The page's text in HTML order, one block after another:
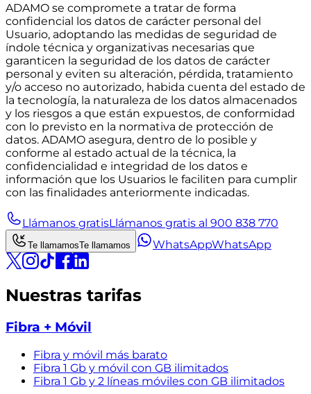
ADAMO se compromete a tratar de forma
confidencial los datos de carácter personal del
Usuario, adoptando las medidas de seguridad de
índole técnica y organizativas necesarias que
garanticen la seguridad de los datos de carácter
personal y eviten su alteración, pérdida, tratamiento
y/o acceso no autorizado, habida cuenta del estado de
la tecnología, la naturaleza de los datos almacenados
y los riesgos a que están expuestos, de conformidad
con lo previsto en la normativa de protección de
datos. ADAMO asegura, dentro de lo posible y
conforme al estado actual de la técnica, la
confidencialidad e integridad de los datos e
información que los Usuarios le faciliten para cumplir
con las finalidades anteriormente indicadas.
Llámanos gratisLlámanos gratis al 900 838 770
Te llamamosTe llamamos WhatsAppWhatsApp
Nuestras tarifas
Fibra + Móvil
Fibra y móvil más barato
Fibra 1 Gb y móvil con GB ilimitados
Fibra 1 Gb y 2 líneas móviles con GB ilimitados